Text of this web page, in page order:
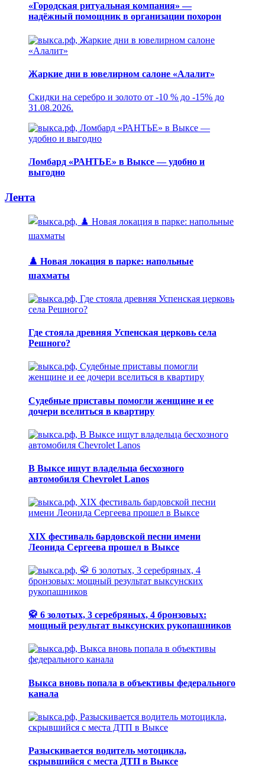
«Городская ритуальная компания» —
надёжный помощник в организации похорон
Жаркие дни в ювелирном салоне «Алалит»
Скидки на серебро и золото от -10 % до -15% до
31.08.2026.
Ломбард «РАНТЬЕ» в Выксе — удобно и
выгодно
Лента
♟️ Новая локация в парке: напольные
шахматы
Где стояла древняя Успенская церковь села
Решного?
Судебные приставы помогли женщине и ее
дочери вселиться в квартиру
В Выксе ищут владельца бесхозного
автомобиля Chevrolet Lanos
XIX фестиваль бардовской песни имени
Леонида Сергеева прошел в Выксе
🥋 6 золотых, 3 серебряных, 4 бронзовых:
мощный результат выксунских рукопашников
Выкса вновь попала в объективы федерального
канала
Разыскивается водитель мотоцикла,
скрывшийся с места ДТП в Выксе